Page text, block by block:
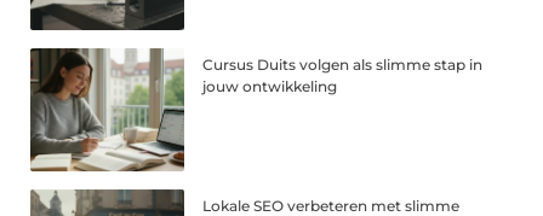
Cursus Duits volgen als slimme stap in
jouw ontwikkeling
Lokale SEO verbeteren met slimme